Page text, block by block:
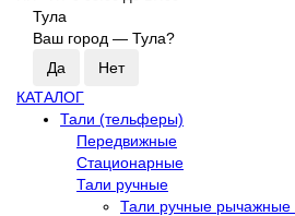
Тула
Ваш город — Тула?
КАТАЛОГ
Тали (тельферы)
Передвижные
Стационарные
Тали ручные
Тали ручные